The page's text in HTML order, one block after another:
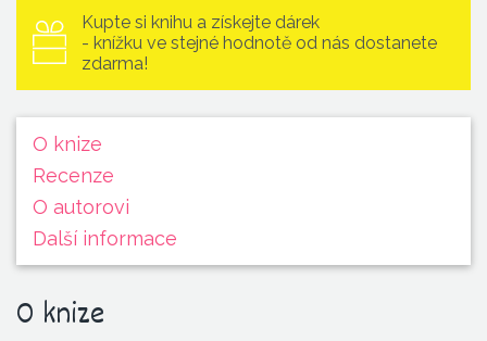
Kupte si knihu a získejte dárek
- knížku ve stejné hodnotě od nás dostanete
zdarma!
O knize
Recenze
O autorovi
Další informace
O knize